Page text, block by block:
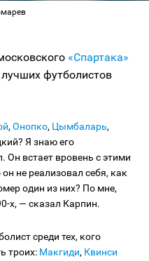
«Спартака»
футболистов
, Онопко, Цымбаларь,
Я знаю его
Он встает вровень с этими
не реализовал себя, как
один из них? По мне,
х, — сказал Карпин.
среди тех, кого
троих: Макгиди, Квинси